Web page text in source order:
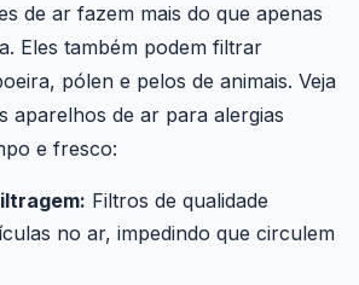
de ar fazem mais do que apenas
Eles também podem filtrar
pólen e pelos de animais. Veja
aparelhos de ar para alergias
e fresco:
Filtros de qualidade
no ar, impedindo que circulem